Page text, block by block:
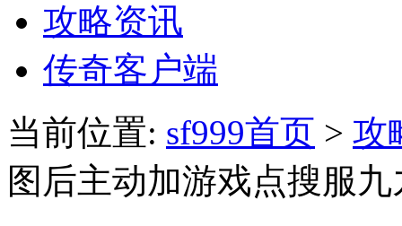
攻略资讯
传奇客户端
当前位置: sf999首页 > 攻
图后主动加游戏点搜服九